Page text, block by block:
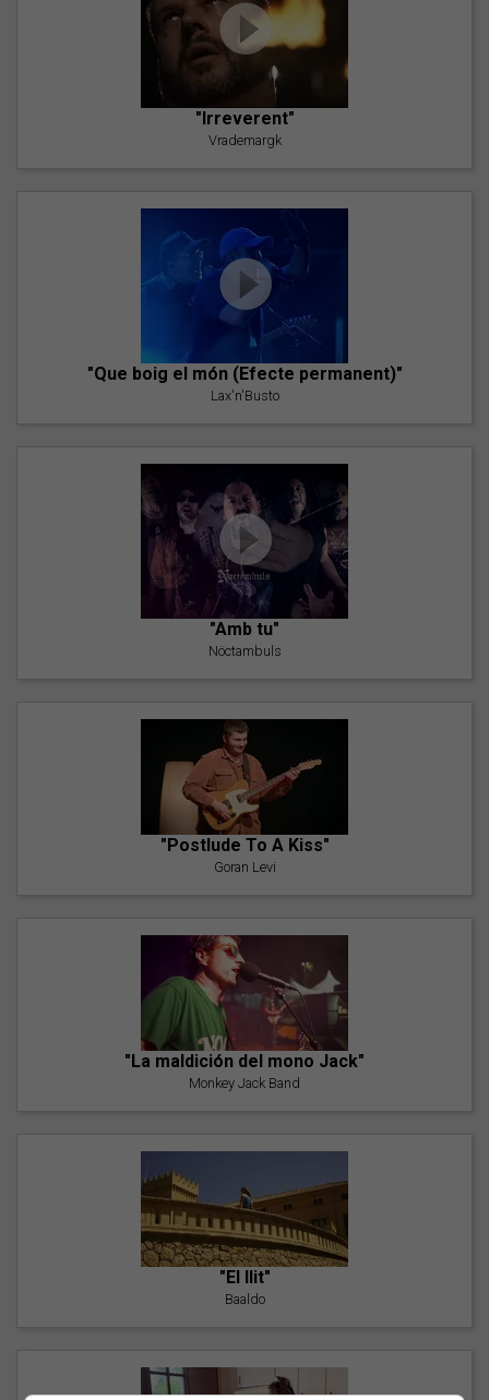
"Irreverent"
Vrademargk
"Que boig el món (Efecte permanent)"
Lax'n'Busto
"Amb tu"
Nöctambuls
"Postlude To A Kiss"
Goran Levi
"La maldición del mono Jack"
Monkey Jack Band
"El llit"
Baaldo